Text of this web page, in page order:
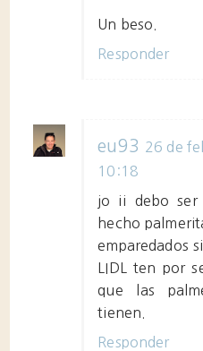
Un beso.
Responder
eu93 26 de
10:18
jo ¡¡ debo
hecho
emparedados
LIDL ten por
que las
tienen.
Responder